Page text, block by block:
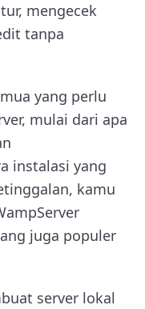
mengecek
tanpa
yang perlu
mulai dari apa
instalasi yang
kamu
juga populer
server lokal